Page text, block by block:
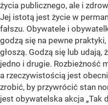
życia publicznego, ale i
Jej istotą jest życie w
fałszu. Obywatele i
godzą się na pewne
głoszą. Godzą się lub udają,
jedno i drugie. Rozbieżność
a rzeczywistością jest
zrobić, by przywrócić stan
jest obywatelska akcja „Tak